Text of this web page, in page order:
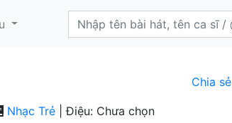
Chia sẻ
Nhạc Trẻ | Điệu: Chưa chọn